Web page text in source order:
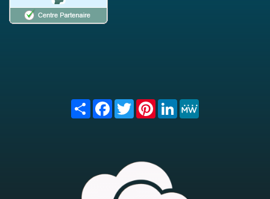
Share FacebookTwitterPinterest
LinkedIn